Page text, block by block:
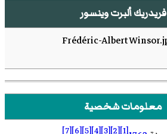
فريدريك ألبرت وينسور
معلومات شخصية
[1]
[2]
[3]
[4]
[5]
[6]
[7]